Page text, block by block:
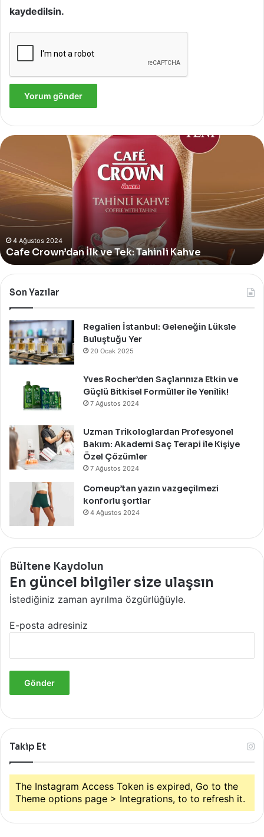
kaydedilsin.
Yves
Rocher,
Momo
Bodrum’da
Yer
Alan
Yeni
Summer
Pop-
Up
Mağazasını
Özel
Bir
Kutladı!
Yves Rocher, Momo Bodrum’da Yer Alan Yeni
Summer Pop-Up Mağazasını Özel Bir Davet İle
Kutladı!
Son Yazılar
Regalien İstanbul: Geleneğin Lüksle
Buluştuğu Yer
20 Ocak 2025
Yves Rocher’den Saçlarınıza Etkin ve
Güçlü Bitkisel Formüller ile Yenilik!
7 Ağustos 2024
Uzman Trikologlardan Profesyonel
Bakım: Akademi Saç Terapi ile Kişiye
Özel Çözümler
7 Ağustos 2024
Comeup’tan yazın vazgeçilmezi
konforlu şortlar
4 Ağustos 2024
Bültene Kaydolun
En güncel bilgiler size ulaşsın
İstediğiniz zaman ayrılma özgürlüğüyle.
E-posta adresiniz
Takip Et
The Instagram Access Token is expired, Go to the
Theme options page > Integrations, to to refresh it.